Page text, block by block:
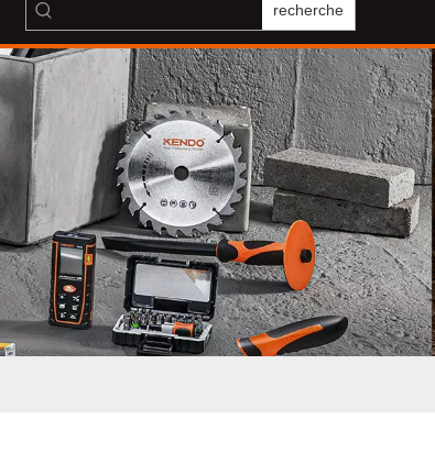
recherche